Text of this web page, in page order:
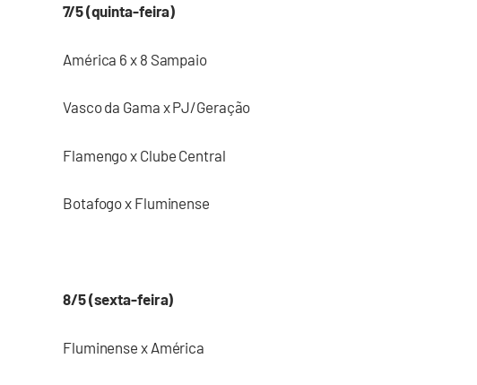
7/5 (quinta-feira)
América 6 x 8 Sampaio
Vasco da Gama x PJ/Geração
Flamengo x Clube Central
Botafogo x Fluminense
8/5 (sexta-feira)
Fluminense x América